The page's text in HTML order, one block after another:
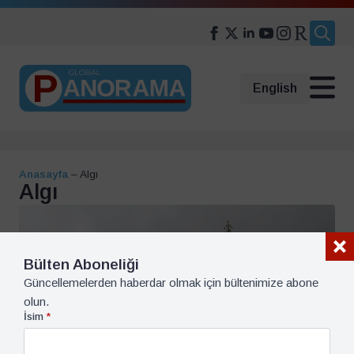
English
Anasayfa – Algı
Algı
Bülten Aboneliği
Güncellemelerden haberdar olmak için bültenimize abone
olun.
İsim *